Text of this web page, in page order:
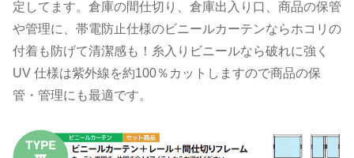
定してます。倉庫の間仕切り、倉庫出入り口、商品の保管
や管理に、帯電防止仕様のビニールカーテンならホコリの
付着も防げて清潔感も！糸入りビニールなら破れに強く
UV 仕様は紫外線を約100％カットしますので商品の保
管・管理にも最適です。